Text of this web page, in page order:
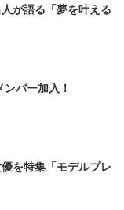
が語る「夢を叶える
バー加入！
を特集「モデルプレ